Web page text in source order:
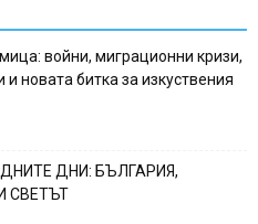
войни, миграционни кризи,
новата битка за изкуствения
ДНИ: БЪЛГАРИЯ,
СВЕТЪТ